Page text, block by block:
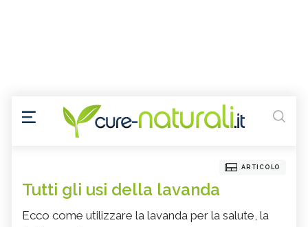
ARTICOLO
Tutti gli usi della lavanda
Ecco come utilizzare la lavanda per la salute, la